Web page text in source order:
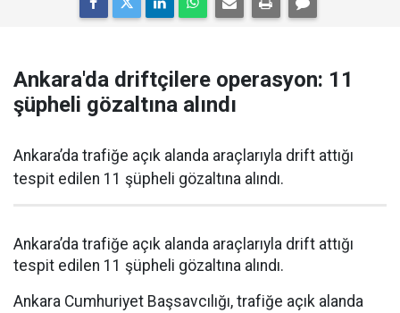
Ankara'da driftçilere operasyon: 11
şüpheli gözaltına alındı
Ankara’da trafiğe açık alanda araçlarıyla drift attığı
tespit edilen 11 şüpheli gözaltına alındı.
Ankara’da trafiğe açık alanda araçlarıyla drift attığı
tespit edilen 11 şüpheli gözaltına alındı.
Ankara Cumhuriyet Başsavcılığı, trafiğe açık alanda